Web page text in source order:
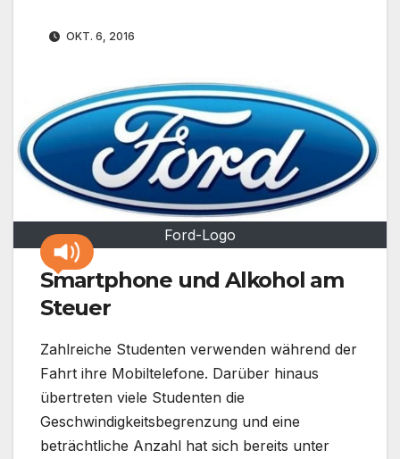
OKT. 6, 2016
Ford-Logo
Smartphone und Alkohol am
Steuer
Zahlreiche Studenten verwenden während der
Fahrt ihre Mobiltelefone. Darüber hinaus
übertreten viele Studenten die
Geschwindigkeitsbegrenzung und eine
beträchtliche Anzahl hat sich bereits unter